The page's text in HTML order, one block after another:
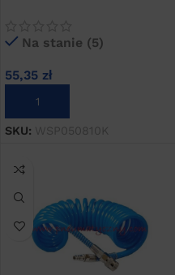
Na stanie (5)
55,35 zł
DODAJ DO KOSZYKA
SKU: WSP050810K